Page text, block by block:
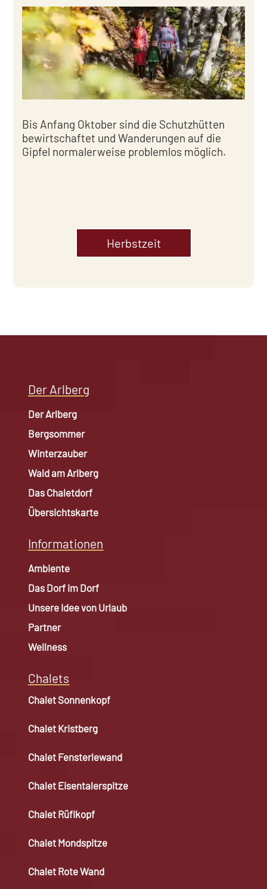
Bis Anfang Oktober sind die Schutzhütten
bewirtschaftet und Wanderungen auf die
Gipfel normalerweise problemlos möglich.
Herbstzeit
Der Arlberg
Der Arlberg
Bergsommer
Winterzauber
Wald am Arlberg
Das Chaletdorf
Übersichtskarte
Informationen
Ambiente
Das Dorf im Dorf
Unsere Idee von Urlaub
Partner
Wellness
Chalets
Chalet Sonnenkopf
Chalet Kristberg
Chalet Fensterlewand
Chalet Eisentalerspitze
Chalet Rüfikopf
Chalet Mondspitze
Chalet Rote Wand